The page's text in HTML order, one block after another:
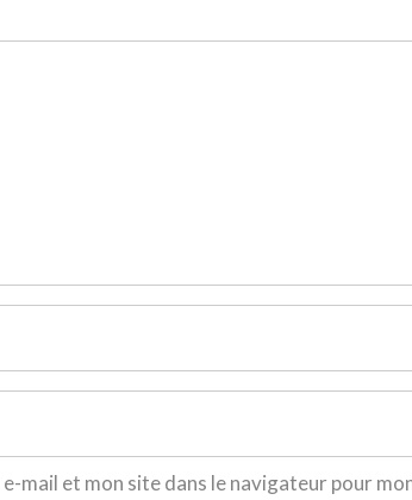
mail et mon site dans le navigateur pour